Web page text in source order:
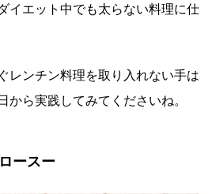
イエット中でも太らない料理に仕
レンチン料理を取り入れない手は
から実践してみてくださいね。
ースー